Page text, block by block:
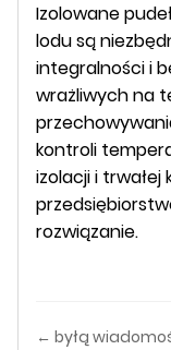
Izolowane
lodu są
integralności i
wrażliwych na
kontroli
izolacji i
rozwiązanie.
← byłą